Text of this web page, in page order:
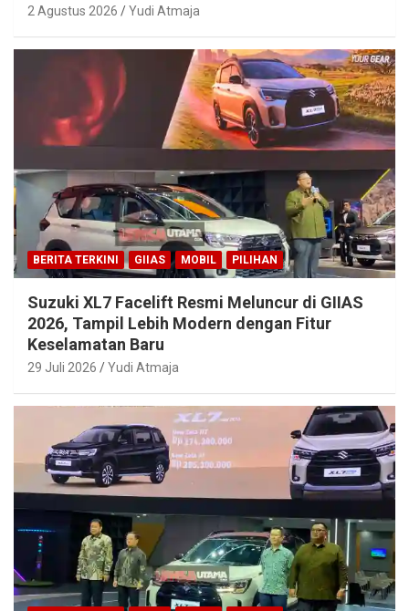
2 Agustus 2026 Yudi Atmaja
BERITA TERKINI GIIAS MOBIL PILIHAN
Suzuki XL7 Facelift Resmi Meluncur di GIIAS
2026, Tampil Lebih Modern dengan Fitur
Keselamatan Baru
29 Juli 2026 Yudi Atmaja